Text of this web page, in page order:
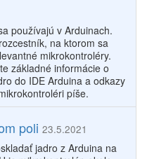
používajú v Arduinach.
na ktorom sa
mikrokontroléry.
základné informácie o
do IDE Arduina a odkazy
píše.
poli 23.5.2021
jadro z Arduina na